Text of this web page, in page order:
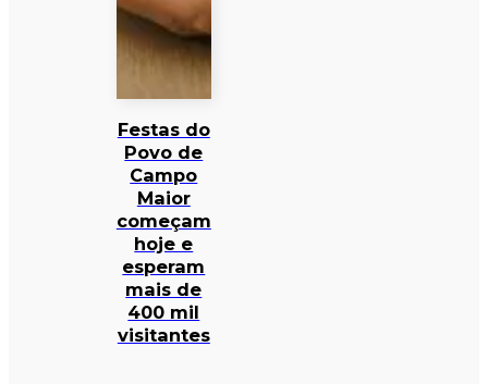
Festas do
Povo de
Campo
Maior
começam
hoje e
esperam
mais de
400 mil
visitantes